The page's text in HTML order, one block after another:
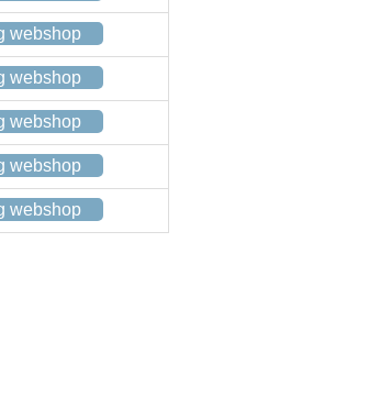
webshop
webshop
webshop
webshop
webshop